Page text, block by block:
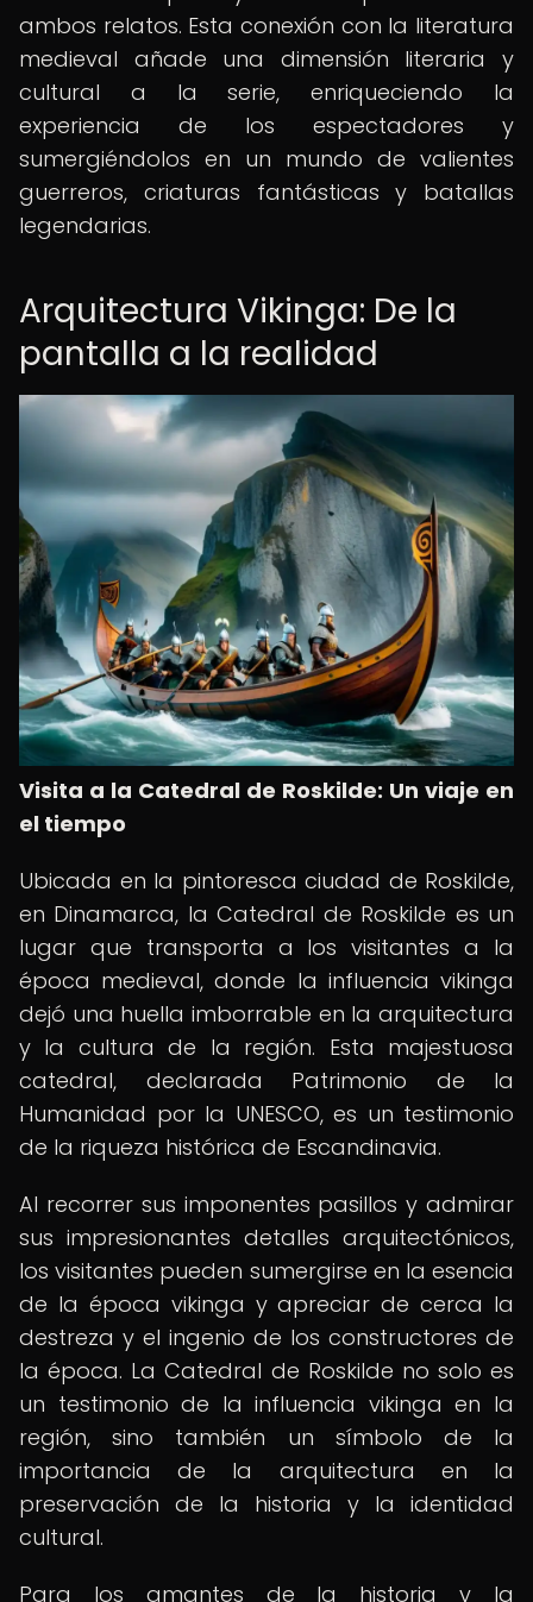
ambos relatos. Esta conexión con la literatura
medieval añade una dimensión literaria y
cultural a la serie, enriqueciendo la
experiencia de los espectadores y
sumergiéndolos en un mundo de valientes
guerreros, criaturas fantásticas y batallas
legendarias.
Arquitectura Vikinga: De la
pantalla a la realidad
Visita a la Catedral de Roskilde: Un viaje en
el tiempo
Ubicada en la pintoresca ciudad de Roskilde,
en Dinamarca, la Catedral de Roskilde es un
lugar que transporta a los visitantes a la
época medieval, donde la influencia vikinga
dejó una huella imborrable en la arquitectura
y la cultura de la región. Esta majestuosa
catedral, declarada Patrimonio de la
Humanidad por la UNESCO, es un testimonio
de la riqueza histórica de Escandinavia.
Al recorrer sus imponentes pasillos y admirar
sus impresionantes detalles arquitectónicos,
los visitantes pueden sumergirse en la esencia
de la época vikinga y apreciar de cerca la
destreza y el ingenio de los constructores de
la época. La Catedral de Roskilde no solo es
un testimonio de la influencia vikinga en la
región, sino también un símbolo de la
importancia de la arquitectura en la
preservación de la historia y la identidad
cultural.
Para los amantes de la historia y la